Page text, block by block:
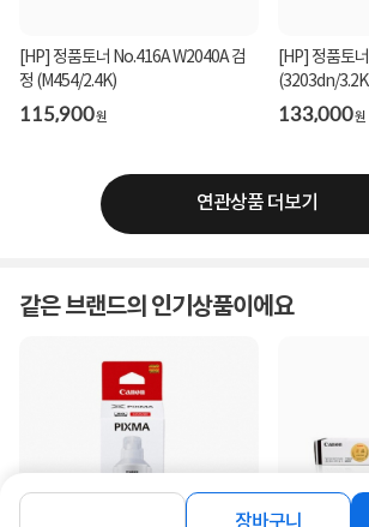
장바구니
[HP] 정품토너 No.416A W2040A 검
정 (M454/2.4K)
115,900원
[HP] 정품토
(3203dn/
133,000원
연관상품 더보기
같은 브랜드의 인기상품이에요